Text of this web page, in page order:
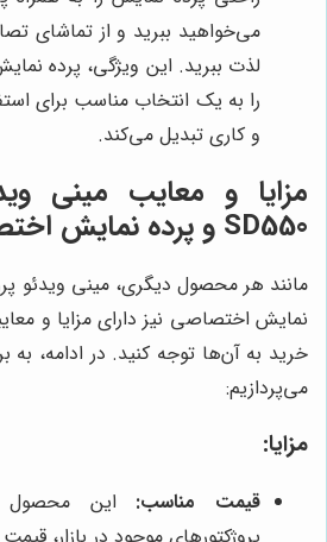
می‌خواهید ببرید و از تماشای
را به یک انتخاب مناسب برای
و کاری تبدیل می‌کند.
مزایا و معایب مینی
SD550 و پرده نمایش اختصاصی
نمایش اختصاصی نیز دارای مزایا و
خرید به آن‌ها توجه کنید. در ادامه، به
می‌پردازیم:
مزایا:
قیمت مناسب: این محصول